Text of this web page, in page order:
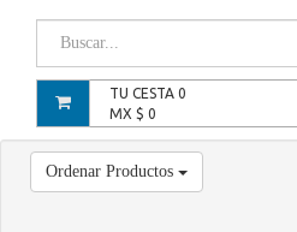
TU CESTA 0
MX $ 0
Ordenar Productos